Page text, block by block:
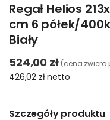
Regał Helios
cm 6 półek/
Biały
524,00 zł (cena zwiera
426,02 złnetto
Szczegóły produktu